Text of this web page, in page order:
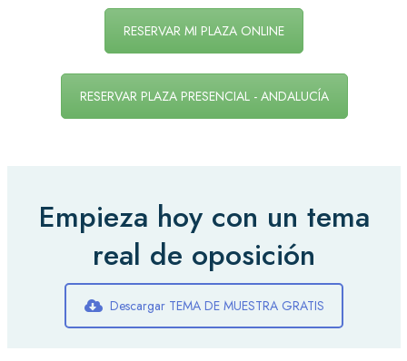
RESERVAR MI PLAZA ONLINE
RESERVAR PLAZA PRESENCIAL - ANDALUCÍA
Empieza hoy con un tema
real de oposición
Descargar TEMA DE MUESTRA GRATIS